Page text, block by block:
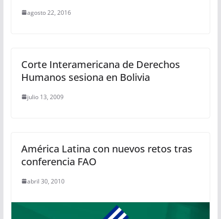
agosto 22, 2016
Corte Interamericana de Derechos
Humanos sesiona en Bolivia
julio 13, 2009
América Latina con nuevos retos tras
conferencia FAO
abril 30, 2010